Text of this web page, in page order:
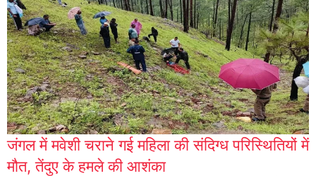
जंगल में मवेशी चराने गई महिला की संदिग्ध परिस्थितियों में
मौत, तेंदुए के हमले की आशंका